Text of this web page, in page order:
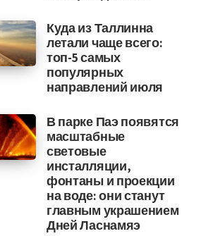
Куда из Таллинна
летали чаще всего:
топ-5 самых
популярных
направлений июля
В парке Паэ появятся
масштабные
световые
инсталляции,
фонтаны и проекции
на воде: они станут
главным украшением
Дней Ласнамяэ